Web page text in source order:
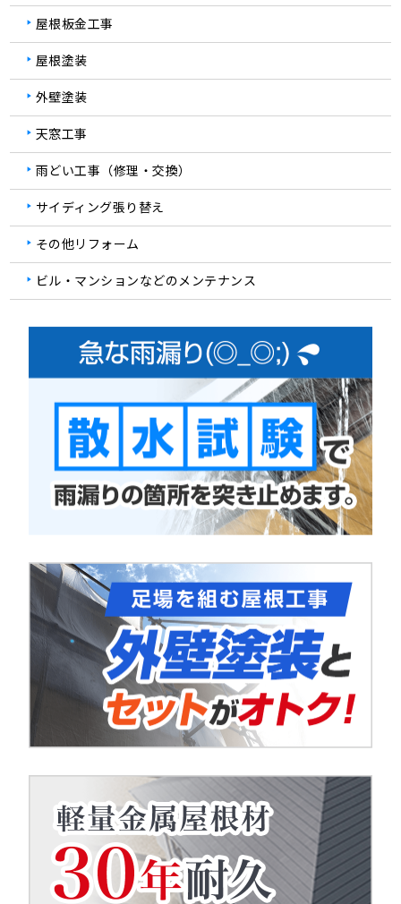
屋根板金工事
屋根塗装
外壁塗装
天窓工事
雨どい工事（修理・交換）
サイディング張り替え
その他リフォーム
ビル・マンションなどのメンテナンス